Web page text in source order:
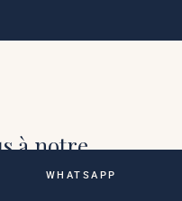
à notre
des